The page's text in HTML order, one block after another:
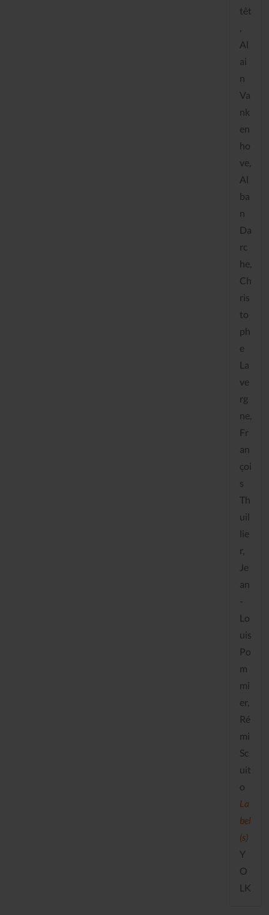
têt
,
Al
ai
n
Va
nk
en
ho
ve,
Al
ba
n
Da
rc
he,
Ch
ris
to
ph
e
La
ve
rg
ne,
Fr
an
çoi
s
Th
uil
lie
r,
Je
an
-
Lo
uis
Po
m
mi
er,
Ré
mi
Sc
uit
o
La
bel
(s)
Y
O
LK